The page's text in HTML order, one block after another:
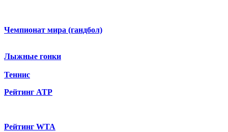
Чемпионат мира (гандбол)
Лыжные гонки
Теннис
Рейтинг ATP
Рейтинг WTA